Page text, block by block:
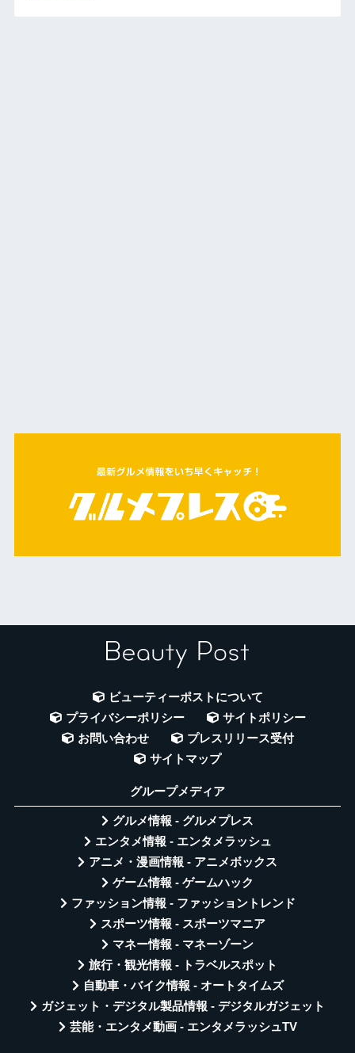
ビューティーポストについて
プライバシーポリシー
サイトポリシー
お問い合わせ
プレスリリース受付
サイトマップ
グループメディア
グルメ情報 - グルメプレス
エンタメ情報 - エンタメラッシュ
アニメ・漫画情報 - アニメボックス
ゲーム情報 - ゲームハック
ファッション情報 - ファッショントレンド
スポーツ情報 - スポーツマニア
マネー情報 - マネーゾーン
旅行・観光情報 - トラベルスポット
自動車・バイク情報 - オートタイムズ
ガジェット・デジタル製品情報 - デジタルガジェット
芸能・エンタメ動画 - エンタメラッシュTV